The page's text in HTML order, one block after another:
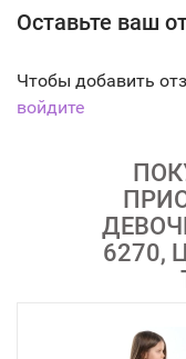
Оставьте ваш
Чтобы добавить
войдите
6270,